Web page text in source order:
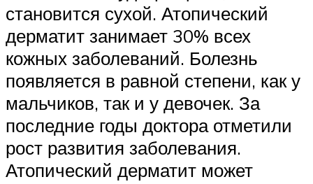
становится сухой. Атопический
дерматит занимает 30% всех
кожных заболеваний. Болезнь
появляется в равной степени, как у
мальчиков, так и у девочек. За
последние годы доктора отметили
рост развития заболевания.
Атопический дерматит может